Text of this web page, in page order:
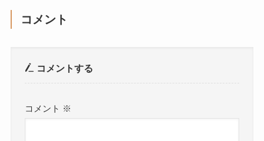
コメント
コメントする
コメント ※